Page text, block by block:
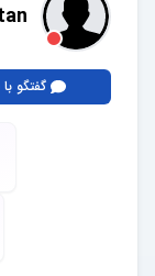
گفتگو